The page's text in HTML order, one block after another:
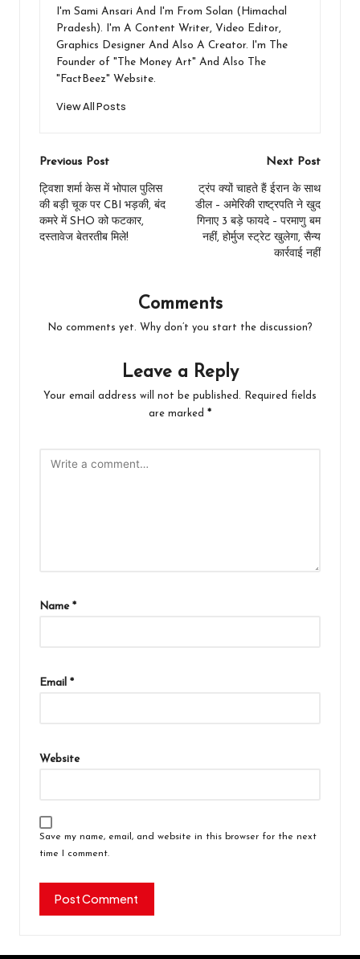
I'm Sami Ansari And I'm From Solan (Himachal
Pradesh). I'm A Content Writer, Video Editor,
Graphics Designer And Also A Creator. I'm The
Founder of "The Money Art" And Also The
"FactBeez" Website.
View All Posts
Post
navigation
Previous Post
ट्विशा शर्मा केस में भोपाल पुलिस
की बड़ी चूक पर CBI भड़की, बंद
कमरे में SHO को फटकार,
दस्तावेज बेतरतीब मिले!
Next Post
ट्रंप क्यों चाहते हैं ईरान के साथ
डील – अमेरिकी राष्ट्रपति ने खुद
गिनाए 3 बड़े फायदे – परमाणु बम
नहीं, होर्मुज स्ट्रेट खुलेगा, सैन्य
कार्रवाई नहीं
Comments
No comments yet. Why don’t you start the discussion?
Leave a Reply
Your email address will not be published.
Required fields
are marked *
Name *
Email *
Website
Save my name, email, and website in this browser for the next
time I comment.